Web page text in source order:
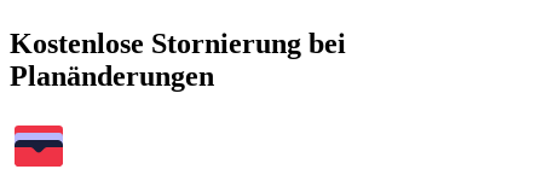
Kostenlose Stornierung bei
Planänderungen